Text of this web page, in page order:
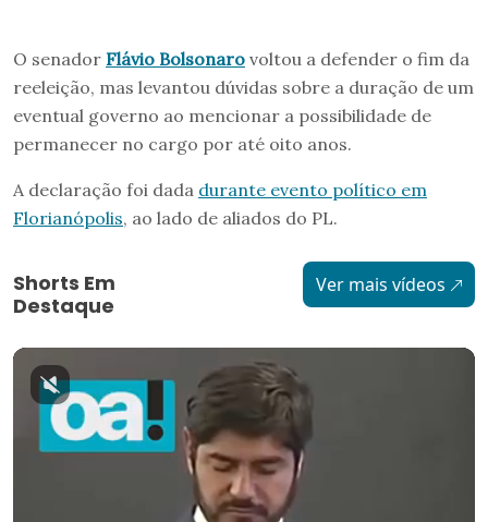
O senador Flávio Bolsonaro voltou a defender o fim da
reeleição, mas levantou dúvidas sobre a duração de um
eventual governo ao mencionar a possibilidade de
permanecer no cargo por até oito anos.
A declaração foi dada durante evento político em
Florianópolis, ao lado de aliados do PL.
Shorts Em
Destaque
Ver mais vídeos